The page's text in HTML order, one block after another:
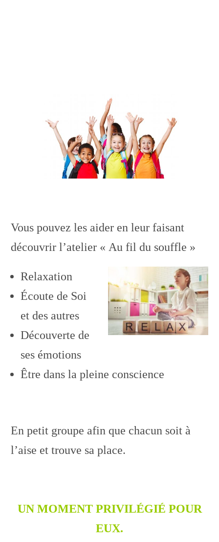
Vous pouvez les aider en leur faisant
découvrir l’atelier « Au fil du souffle »
Relaxation
Écoute de Soi
et des autres
Découverte de
ses émotions
Être dans la pleine conscience
En petit groupe afin que chacun soit à
l’aise et trouve sa place.
UN MOMENT PRIVILÉGIÉ POUR
EUX.